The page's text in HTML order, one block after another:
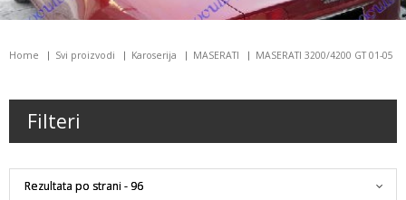
Home Svi proizvodi Karoserija MASERATI MASERATI 3200/4200 GT 01-05
Filteri